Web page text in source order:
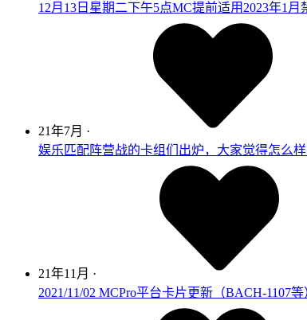
12月13日星期二下午5点MC提前适用2023年1月
21年7月 ·
娱乐匹配阵营战的卡组们出炉，大家觉得怎么样
21年11月 ·
2021/11/02 MCPro平台卡片更新（BACH-1107等